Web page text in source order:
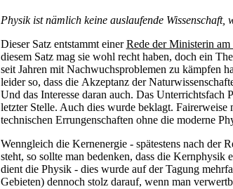
Physik ist nämlich keine auslaufende
Dieser Satz entstammt einerRede der Ministerin am
diesem Satz mag sie wohl recht haben, doch ein
seit Jahren mit Nachwuchsproblemen zu kämpfen
leider so, dass die Akzeptanz der
Und das Interesse daran auch. Das
letzter Stelle. Auch dies wurde beklagt. Fairerweise
technischen Errungenschaften ohne die moderne
Wenngleich die Kernenergie - spätestens nach der
steht, so sollte man bedenken, dass die
dient die Physik - dies wurde auf der Tagung
Gebieten) dennoch stolz darauf, wenn man